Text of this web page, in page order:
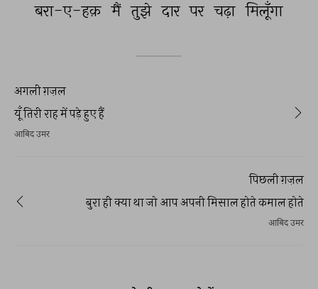
बरा-ए-हक़ मैं तुझे दार पर चढ़ा मिलूँगा
अगली ग़ज़ल
यूँ तिरी राह में पड़े हुए हैं
आबिद उमर
पिछली ग़ज़ल
बुरा ही क्या था जो आप अपनी मिसाल होते कमाल होते
आबिद उमर